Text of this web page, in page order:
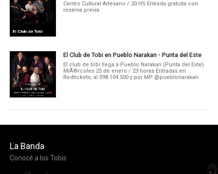
Centro Cultural Artesano / 20 HS Entrada gratuita con
reserva previa
El Club de Tobi en Pueblo Narakan - Punta del Este
El club de tobi llega a Pueblo Narakan (Punta del Este)
MiÃ©rcoles 25 de enero / 23 horas Entradas en
Redtickets, al 098 104 500 y por MP @pueblonarakan
La Banda
Conocé a los Tobis